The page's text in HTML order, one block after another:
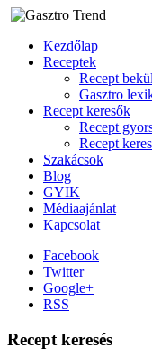
Kezdőlap
Receptek
Recept
Gasztro
Recept keresők
Recept
Recept
Szakácsok
Blog
GYIK
Médiaajánlat
Kapcsolat
Facebook
Twitter
Google+
RSS
Recept keresés